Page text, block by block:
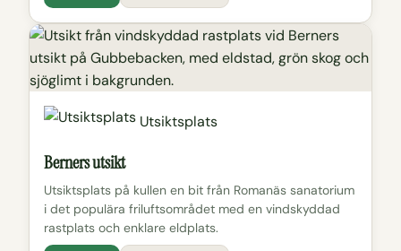
Utsiktsplats
Berners utsikt
Utsiktsplats på kullen en bit från Romanäs sanatorium
i det populära friluftsområdet med en vindskyddad
rastplats och enklare eldplats.